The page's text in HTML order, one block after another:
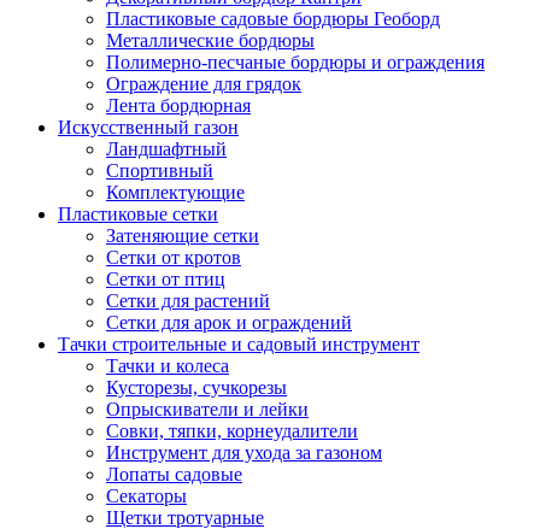
Пластиковые садовые бордюры Геоборд
Металлические бордюры
Полимерно-песчаные бордюры и ограждения
Ограждение для грядок
Лента бордюрная
Искусственный газон
Ландшафтный
Спортивный
Комплектующие
Пластиковые сетки
Затеняющие сетки
Сетки от кротов
Сетки от птиц
Сетки для растений
Сетки для арок и ограждений
Тачки строительные и садовый инструмент
Тачки и колеса
Кусторезы, сучкорезы
Опрыскиватели и лейки
Совки, тяпки, корнеудалители
Инструмент для ухода за газоном
Лопаты садовые
Секаторы
Щетки тротуарные